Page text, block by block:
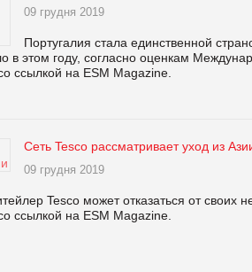
09 грудня 2019
Португалия стала единственной
в этом году, согласно оценкам
ссылкой на ESM Magazine.
Сеть Tesco рассматривает уход из
09 грудня 2019
Tesco может отказаться от своих
ссылкой на ESM Magazine.